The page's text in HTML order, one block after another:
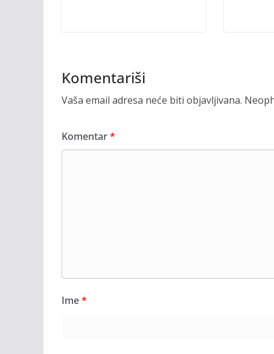
Komentariši
Vaša email adresa neće biti objavljivana.
Komentar*
Ime*